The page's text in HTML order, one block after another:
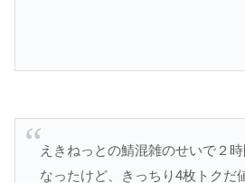
えきねっとの鯖混雑のせいで２
なったけど、きっちり4枚トクだ